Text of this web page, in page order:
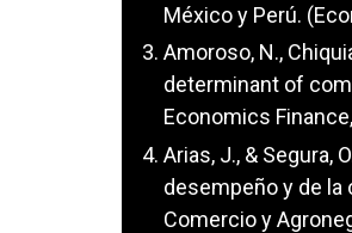
México y Perú.
Amoroso, N.,
determinant of
Economics
Arias, J., & Segura,
desempeño y de
Comercio y